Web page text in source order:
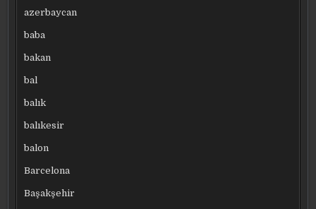
azerbaycan
baba
bakan
bal
balık
balıkesir
balon
Barcelona
Başakşehir